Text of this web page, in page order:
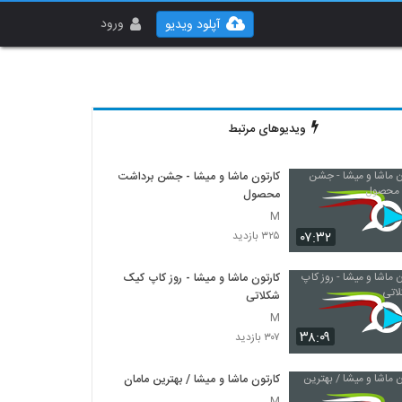
ورود آپلود ویدیو
ویدیوهای مرتبط
۰۷:۳۲
کارتون ماشا و میشا - جشن برداشت
محصول
M
۳۲۵ بازدید
۳۸:۰۹
کارتون ماشا و میشا - روز کاپ کیک
شکلاتی
M
۳۰۷ بازدید
کارتون ماشا و میشا / بهترین مامان